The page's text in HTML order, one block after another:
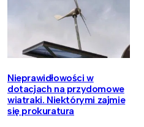
Nieprawidłowości w
dotacjach na przydomowe
wiatraki. Niektórymi zajmie
się prokuratura